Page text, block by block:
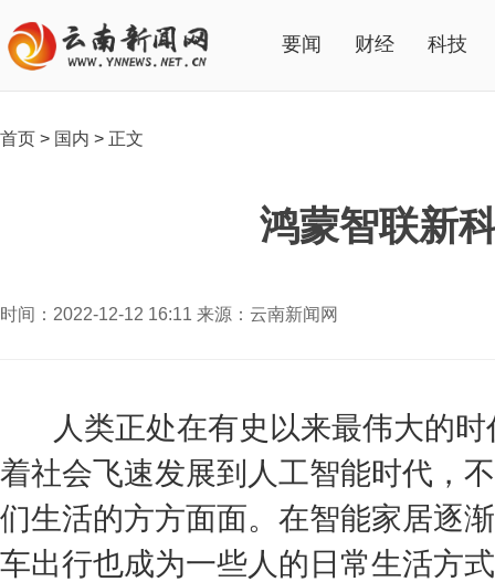
要闻 财经 科技
首页 > 国内 > 正文
鸿蒙智联新
时间：2022-12-12 16:11 来源：云南新闻网
人类正处在有史以来最伟大的时
着社会飞速发展到人工智能时代，
们生活的方方面面。在智能家居逐
车出行也成为一些人的日常生活方